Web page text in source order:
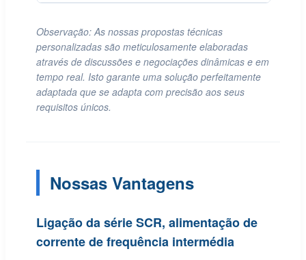
Observação: As nossas propostas técnicas
personalizadas são meticulosamente elaboradas
através de discussões e negociações dinâmicas e em
tempo real. Isto garante uma solução perfeitamente
adaptada que se adapta com precisão aos seus
requisitos únicos.
Nossas Vantagens
Ligação da série SCR, alimentação de
corrente de frequência intermédia